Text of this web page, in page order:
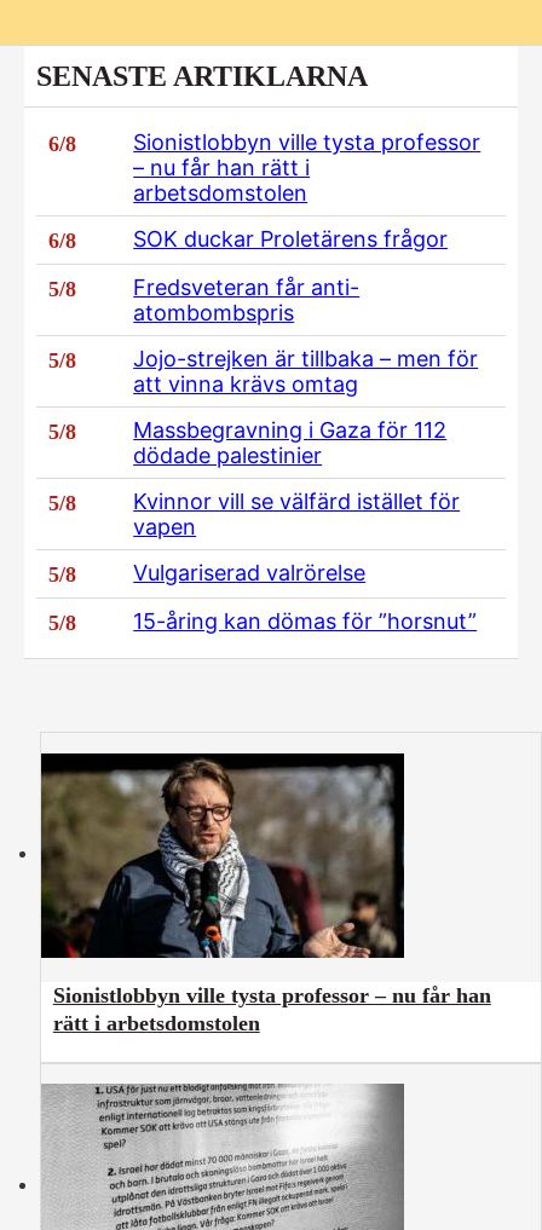
SENASTE ARTIKLARNA
6/8
Sionistlobbyn ville tysta professor
– nu får han rätt i
arbetsdomstolen
6/8 SOK duckar Proletärens frågor
5/8
Fredsveteran får anti-
atombombspris
5/8
Jojo-strejken är tillbaka – men för
att vinna krävs omtag
5/8
Massbegravning i Gaza för 112
dödade palestinier
5/8
Kvinnor vill se välfärd istället för
vapen
5/8 Vulgariserad valrörelse
5/8 15-åring kan dömas för ”horsnut”
Sionistlobbyn ville tysta professor – nu får han
rätt i arbetsdomstolen